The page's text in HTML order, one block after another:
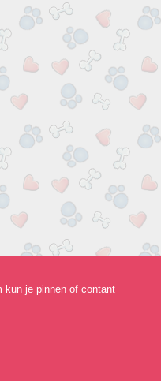
kun je pinnen of contant